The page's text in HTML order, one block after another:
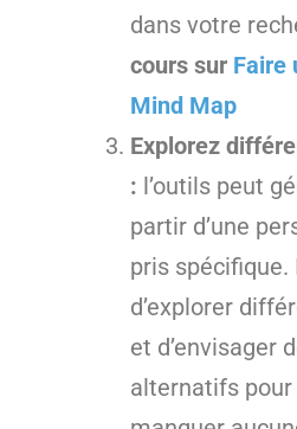
dans votre
cours sur Faire
Mind Map
Explorez
: l’outils peut
partir d’une
pris
d’explorer
et d’envisager
alternatifs pour